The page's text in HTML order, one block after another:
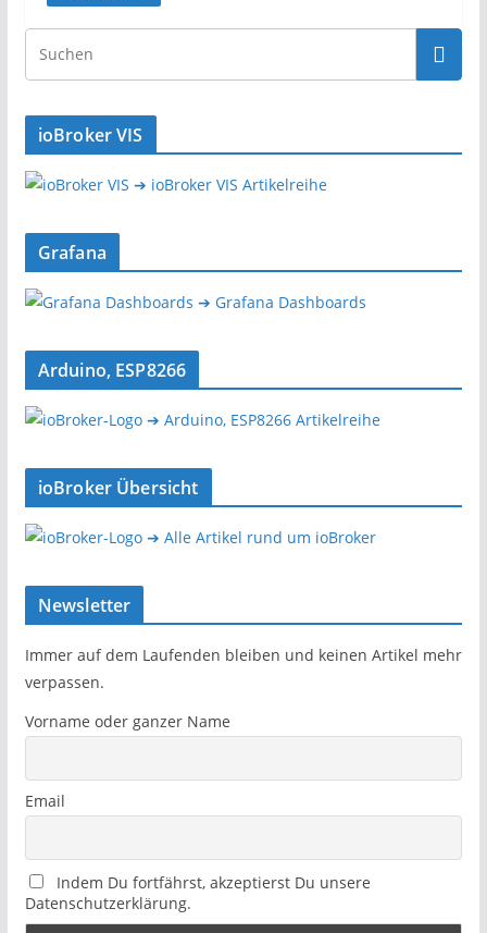
ioBroker VIS
➔ ioBroker VIS Artikelreihe
Grafana
➔ Grafana Dashboards
Arduino, ESP8266
➔ Arduino, ESP8266 Artikelreihe
ioBroker Übersicht
➔ Alle Artikel rund um ioBroker
Newsletter
Immer auf dem Laufenden bleiben und keinen Artikel mehr
verpassen.
Vorname oder ganzer Name
Email
Indem Du fortfährst, akzeptierst Du unsere
Datenschutzerklärung.